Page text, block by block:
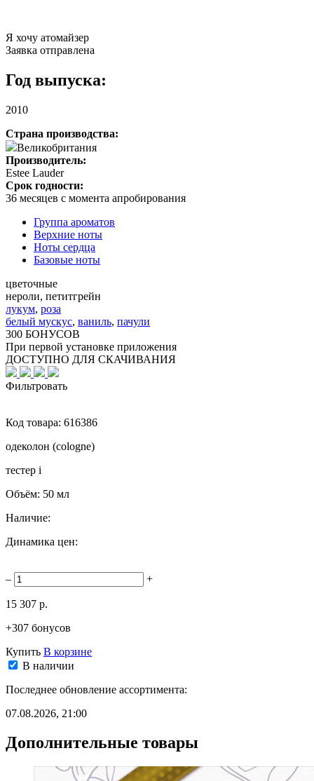
Я хочу атомайзер
Заявка отправлена
Год выпуска:
2010
Страна производства:
Великобритания
Производитель:
Estee Lauder
Срок годности:
36 месяцев с момента апробирования
Группа ароматов
Верхние ноты
Ноты сердца
Базовые ноты
цветочные
нероли, петитгрейн
лукум, роза
белый мускус, ваниль, пачули
300 БОНУСОВ
При первой установке приложения
ДОСТУПНО ДЛЯ СКАЧИВАНИЯ
Фильтровать
Код товара: 616386
одеколон (cologne)
тестер i
Объём: 50 мл
Наличие:
Динамика цен:
– +
15 307 р.
+307 бонусов
Купить В корзине
В наличии
Последнее обновление ассортимента:
07.08.2026, 21:00
Дополнительные товары